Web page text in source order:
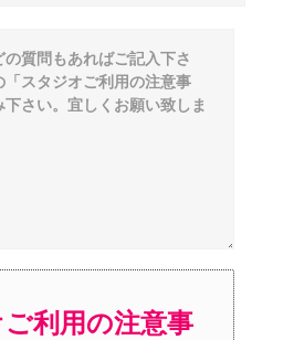
利用の注意事